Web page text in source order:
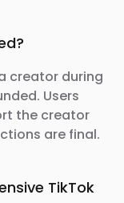
creator during
Users
the creator
are final.
TikTok